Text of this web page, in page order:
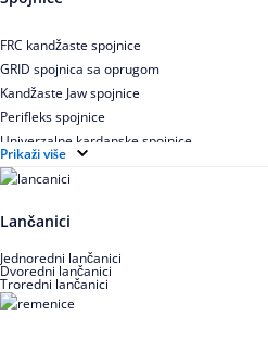
Uskoprofilno klinasto remenje XP extra power
Višekanalno remenje PJ,PK
FRC kandžaste spojnice
GRID spojnica sa oprugom
Kandžaste Jaw spojnice
Perifleks spojnice
Univerzalne kardanske spojnice
Zupčaste spojnice
Prikaži više
Lančanici
Jednoredni lančanici
Dvoredni lančanici
Troredni lančanici